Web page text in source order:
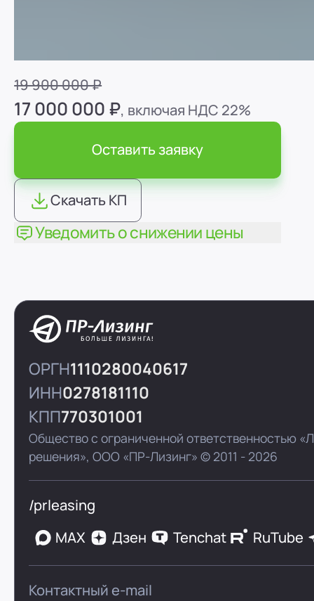
Карьерный самосвал - LIUGONG DW105A
19 900 000 ₽
17 000 000 ₽, включая НДС 22%
Оставить заявку
Скачать КП
Уведомить о снижении цены
ОРГН1110280040617
ИНН0278181110
КПП770301001
Общество с ограниченной ответственностью
решения»,ООО «ПР-Лизинг» © 2011 - 2026
/prleasing
MAX
Дзен Tenchat RuTube
Контактный e-mail